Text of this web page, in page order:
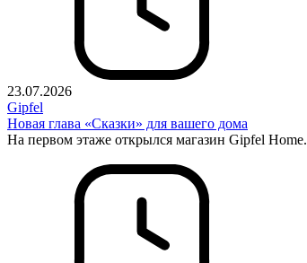
23.07.2026
Gipfel
Новая глава «Сказки» для вашего дома
На первом этаже открылся магазин Gipfel Home.